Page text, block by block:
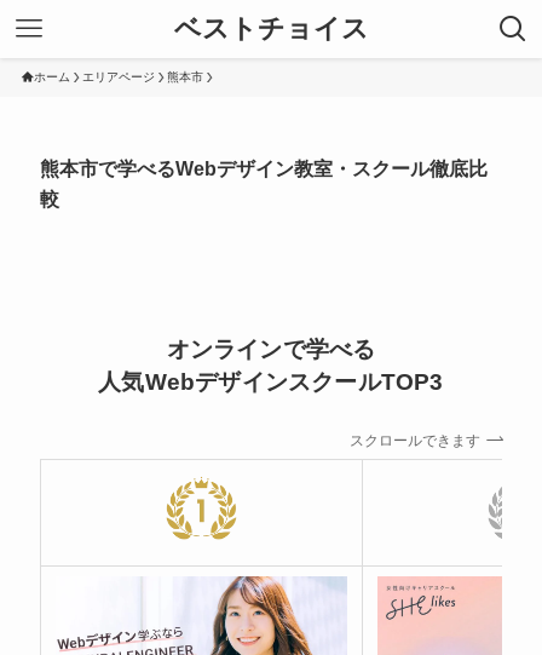
ベストチョイス
ホーム エリアページ 熊本市
熊本市で学べるWebデザイン教室・スクール徹底比
較
オンラインで学べる
人気WebデザインスクールTOP3
スクロールできます